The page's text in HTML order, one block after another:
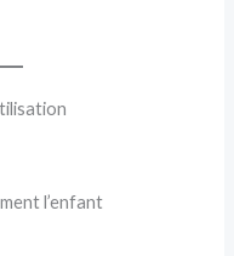
l’enfant